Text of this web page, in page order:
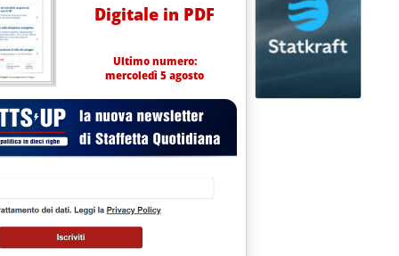
Digitale in PDF
Ultimo numero:
mercoledì 5 agosto